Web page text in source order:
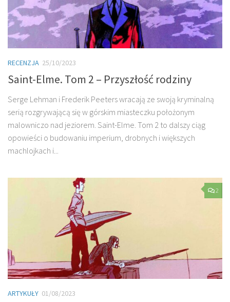
RECENZJA 25/10/2023
Saint-Elme. Tom 2 – Przyszłość rodziny
Serge Lehman i Frederik Peeters wracają ze swoją kryminalną
serią rozgrywającą się w górskim miasteczku położonym
malowniczo nad jeziorem. Saint-Elme. Tom 2 to dalszy ciąg
opowieści o budowaniu imperium, drobnych i większych
machlojkach i...
2
ARTYKUŁY 01/08/2023